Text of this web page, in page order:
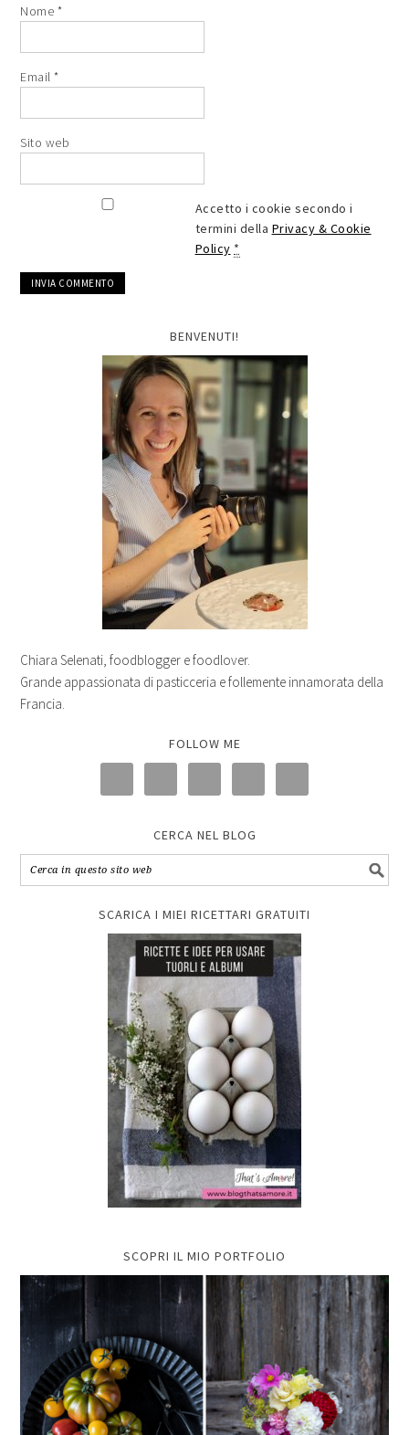
Nome *
Email*
Sito web
Accetto i cookie secondo i
termini della Privacy & Cookie
Policy *
BENVENUTI!
Chiara Selenati, foodblogger e foodlover.
Grande appassionata di pasticceria e follemente innamorata della
Francia.
FOLLOW ME
CERCA NEL BLOG
SCARICA I MIEI RICETTARI GRATUITI
SCOPRI IL MIO PORTFOLIO